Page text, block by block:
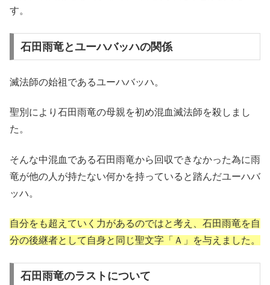
す。
石田雨竜とユーハバッハの関係
滅法師の始祖であるユーハバッハ。
聖別により石田雨竜の母親を初め混血滅法師を殺しまし
た。
そんな中混血である石田雨竜から回収できなかった為に雨
竜が他の人が持たない何かを持っていると踏んだユーハバ
ッハ。
自分をも超えていく力があるのではと考え、石田雨竜を自
分の後継者として自身と同じ聖文字「Ａ」を与えました。
石田雨竜のラストについて